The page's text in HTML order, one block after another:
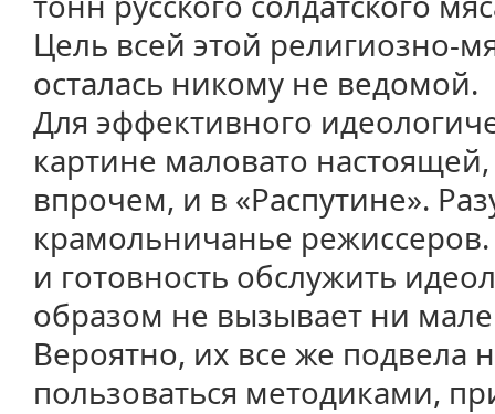
Цель всей этой религиозно-
осталась никому не ведомой.
Для эффективного
картине маловато
впрочем, и в «Распутине».
крамольничанье
и готовность обслужить
образом не вызывает ни
Вероятно, их все же подвела
пользоваться методиками,